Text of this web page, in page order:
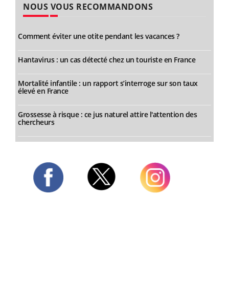
NOUS VOUS RECOMMANDONS
Comment éviter une otite pendant les vacances ?
Hantavirus : un cas détecté chez un touriste en France
Mortalité infantile : un rapport s’interroge sur son taux
élevé en France
Grossesse à risque : ce jus naturel attire l'attention des
chercheurs